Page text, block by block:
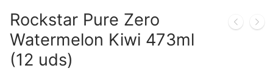
Rockstar Pure Zero
Watermelon Kiwi 473ml
(12 uds)